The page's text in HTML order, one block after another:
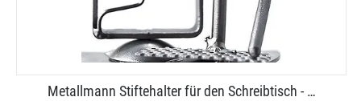
Metallmann Stiftehalter für den Schreibtisch - …